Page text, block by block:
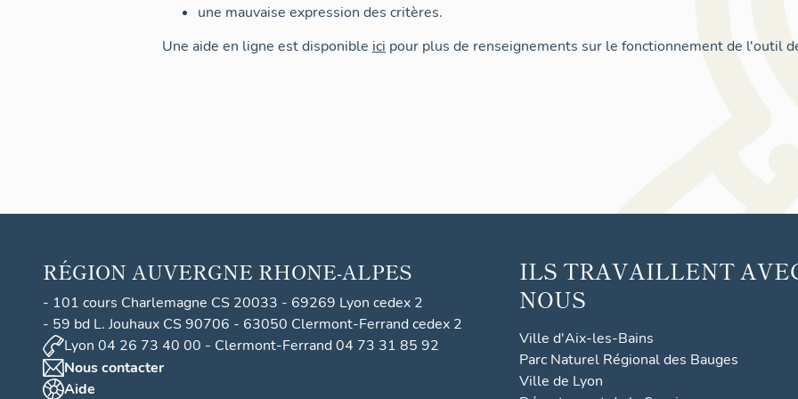
une mauvaise expression des critères.
Une aide en ligne est disponible ici pour plus de renseignements sur le fonctionnement de l'outil
RÉGION AUVERGNE RHONE-ALPES
- 101 cours Charlemagne CS 20033 - 69269 Lyon cedex 2
- 59 bd L. Jouhaux CS 90706 - 63050 Clermont-Ferrand cedex 2
Lyon 04 26 73 40 00 - Clermont-Ferrand 04 73 31 85 92
Nous contacter
Aide
ILS TRAVAILLENT
NOUS
Ville d'Aix-les-Bains
Parc Naturel Régional des Bauges
Ville de Lyon